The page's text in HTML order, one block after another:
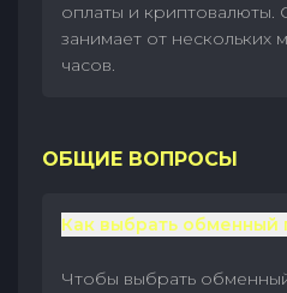
оплаты и
занимает от нескольких
часов.
ОБЩИЕ ВОПРОСЫ
Как выбрать обменный
Чтобы выбрать